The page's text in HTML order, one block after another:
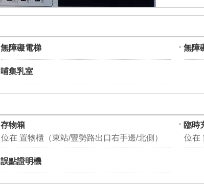
無障礙電梯 無障
哺集乳室
存物箱
位在 置物櫃（東站/豐勢路出口右手邊/北側）
臨時
位在
誤點證明機